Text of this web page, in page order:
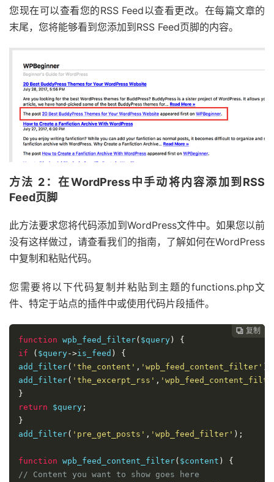
您现在可以查看您的RSS Feed以查看更改。在每篇文章的
末尾，您将能够看到您添加到RSS Feed页脚的内容。
方法 2：在WordPress中手动将内容添加到RSS
Feed页脚
此方法要求您将代码添加到WordPress文件中。如果您以前
没有这样做过，请查看我们的指南，了解如何在WordPress
中复制和粘贴代码。
您需要将以下代码复制并粘贴到主题的functions.php文
件、特定于站点的插件中或使用代码片段插件。
 复制
 复制
 复制
function wpb_feed_filter( $query)
{
if
( $query->is_feed )
{
add_filter( 'the_content' , 'wpb_feed_content_filter' );
add_filter( 'the_excerpt_rss' ,
}
return $query ;
}
add_filter( 'pre_get_posts' , 'wpb_feed_filter' );
function wpb_feed_content_filter( $content )
{
// Content you want to show goes here